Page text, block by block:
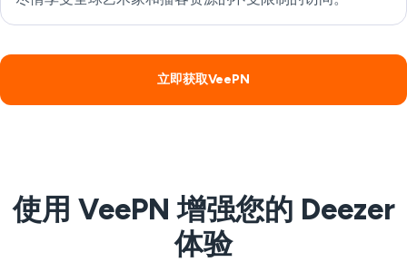
立即获取VeePN
使用 VeePN 增强您的 Deezer
体验